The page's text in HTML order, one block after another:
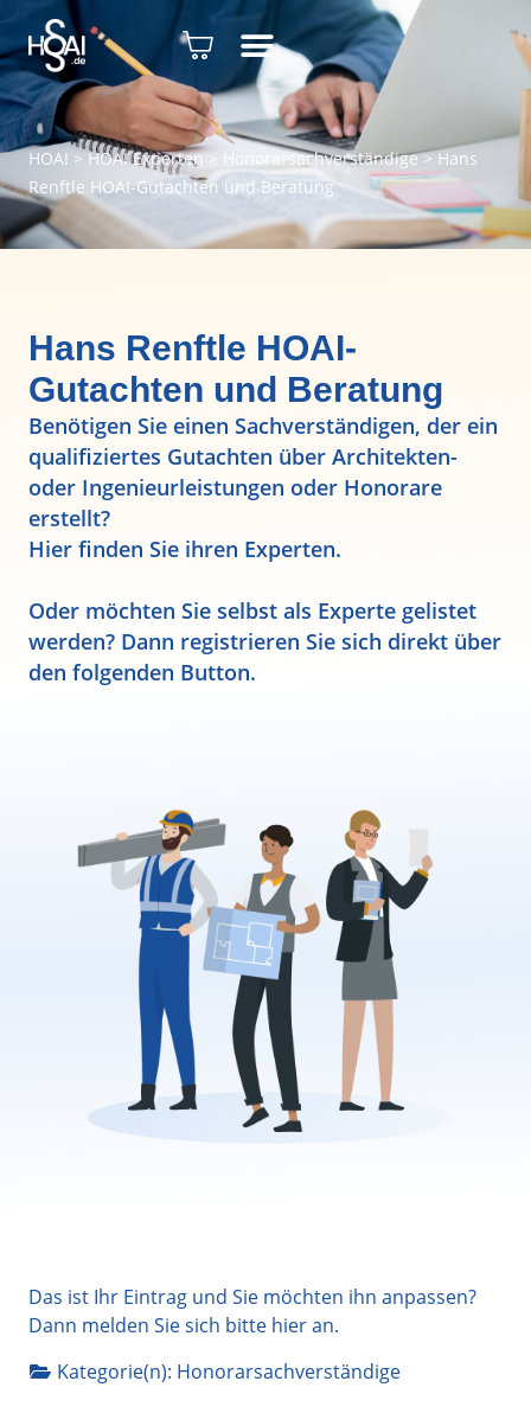
HOAI > HOAI Experten> Honorarsachverständige>Hans
Renftle HOAI-Gutachten und Beratung
Hans Renftle HOAI-
Gutachten und Beratung
Benötigen Sie einen Sachverständigen, der ein
qualifiziertes Gutachten über Architekten-
oder Ingenieurleistungen oder Honorare
erstellt?
Hier finden Sie ihren Experten.
Oder möchten Sie selbst als Experte gelistet
werden? Dann registrieren Sie sich direkt über
den folgenden Button.
Das ist Ihr Eintrag und Sie möchten ihn anpassen?
Dann melden Sie sich bitte hieran.
Kategorie(n): Honorarsachverständige